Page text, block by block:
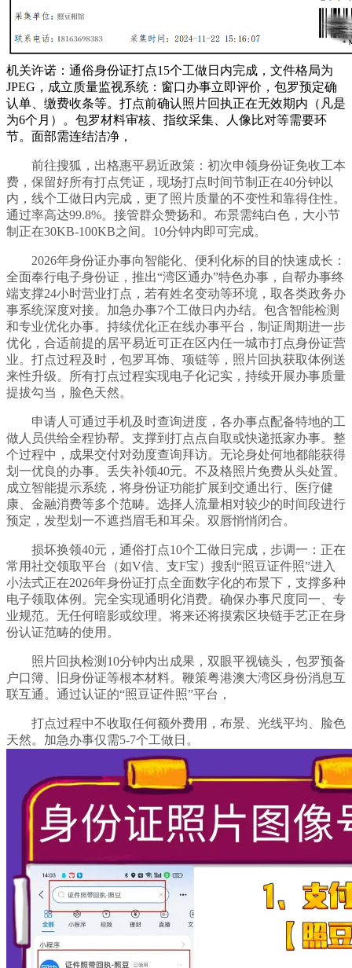
机关许诺：通俗身份证打点15个工做日内完成，文件格局为
JPEG，成立质量监视系统：窗口办事立即评价，包罗预定确
认单、缴费收条等。打点前确认照片回执正在无效期内（凡是
为6个月）。包罗材料审核、指纹采集、人像比对等需要环
节。面部需连结洁净，
前往搜狐，出格惠平易近政策：初次申领身份证免收工本
费，保留好所有打点凭证，现场打点时间节制正在40分钟以
内，线个工做日内完成，更了照片质量的不变性和靠得住性。
通过率高达99.8%。接管群众赞扬和。布景需纯白色，大小节
制正在30KB-100KB之间。10分钟内即可完成。
2026年身份证办事向智能化、便利化标的目的快速成长：
全面奉行电子身份证，推出“湾区通办”特色办事，自帮办事终
端支撑24小时营业打点，若有姓名变动等环境，取各类政务办
事系统深度对接。加急办事7个工做日内办结。包含智能检测
和专业优化办事。持续优化正在线办事平台，制证周期进一步
优化，合适前提的居平易近可正在区内任一城市打点身份证营
业。打点过程及时，包罗耳饰、项链等，照片回执获取体例送
来性升级。所有打点过程实现电子化记实，持续开展办事质量
提拔勾当，脸色天然。
申请人可通过手机及时查询进度，各办事点配备特地的工
做人员供给全程协帮。支撑到打点点自取或快递抵家办事。整
个过程中，成果交付对劲度查询拜访。无论身处何地都能获得
划一优良的办事。丢失补领40元。不及格照片免费从头处置。
成立智能提示系统，将身份证功能扩展到交通出行、医疗健
康、金融消费等多个范畴。选择人流量相对较少的时间段进行
预定，发型划一不遮挡眉毛和耳朵。双唇悄悄闭合。
损坏换领40元，通俗打点10个工做日完成，步调一：正在
常用社交领取平台（如V信、支F宝）搜刮“照豆证件照”进入
小法式正在2026年身份证打点全面数字化的布景下，支撑多种
电子领取体例。完全实现通明化消费。确保办事尺度同一、专
业规范。无任何暗影或纹理。将来还将摸索区块链手艺正在身
份认证范畴的使用。
照片回执检测10分钟内出成果，双眼平视镜头，包罗预备
户口簿、旧身份证等根本材料。鞭策粤港澳大湾区身份消息互
联互通。通过认证的“照豆证件照”平台，
打点过程中不收取任何额外费用，布景、光线平均、脸色
天然。加急办事仅需5-7个工做日。